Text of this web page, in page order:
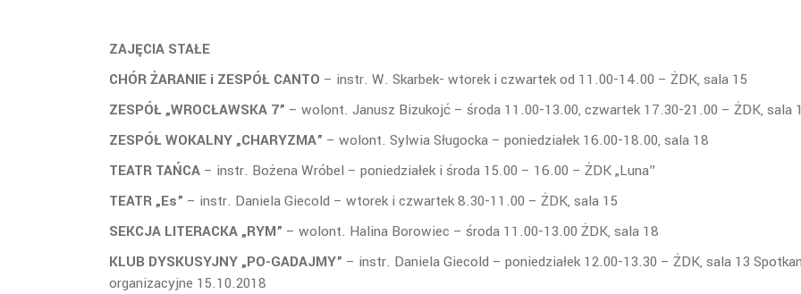
ZAJĘCIA STAŁE
CHÓR ŻARANIE i ZESPÓŁ CANTO – instr. W. Skarbek- wtorek i czwartek od 11.00-14.00 – ŻDK, sala 15
ZESPÓŁ „WROCŁAWSKA 7” – wolont. Janusz Bizukojć – środa 11.00-13.00, czwartek 17.30-21.00 – ŻDK, sala
ZESPÓŁ WOKALNY „CHARYZMA” – wolont. Sylwia Sługocka – poniedziałek 16.00-18.00, sala 18
TEATR TAŃCA – instr. Bożena Wróbel – poniedziałek i środa 15.00 – 16.00 – ŻDK „Luna”
TEATR „Es” – instr. Daniela Giecold – wtorek i czwartek 8.30-11.00 – ŻDK, sala 15
SEKCJA LITERACKA „RYM” – wolont. Halina Borowiec – środa 11.00-13.00 ŻDK, sala 18
KLUB DYSKUSYJNY „PO-GADAJMY” – instr. Daniela Giecold – poniedziałek 12.00-13.30 – ŻDK, sala 13
organizacyjne 15.10.2018